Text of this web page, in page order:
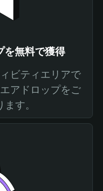
を無料で獲得
ビティエリアで
アドロップをご
す。